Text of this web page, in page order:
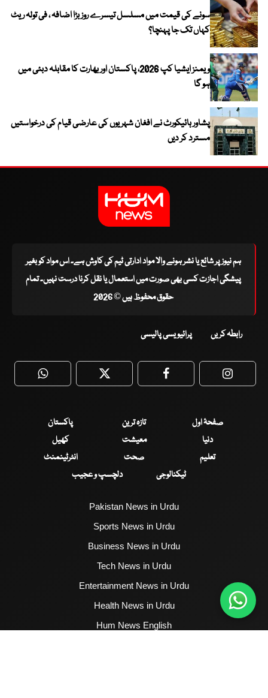
سونے کی قیمت میں مسلسل تیسرے روز بڑا اضافہ ، فی تولہ ریٹ
کہاں تک جا پہنچا؟
ویمنز ایشیا کپ 2026، پاکستان اور بھارت کا مقابلہ دبئی میں
ہو گا
پشاور ہائیکورٹ نے افغان شہریوں کی عارضی قیام کی درخواستیں
مسترد کر دیں
ہم نیوز پر شائع یا نشر ہونے والا مواد ادارتی ٹیم کی کاوش ہے۔ اس مواد کو بغیر
پیشگی اجازت کسی بھی صورت میں استعمال یا نقل کرنا درست نہیں۔ تمام
حقوق محفوظ ہیں © 2026
رابطہ کریں پرائیویسی پالیسی
WhatsApp Twitter Facebook
صفحۂ اول تازہ ترین
پاکستان
دنیا
معیشت
کھیل
تعلیم
صحت
انٹرٹینمنٹ
ٹیکنالوجی
دلچسپ و عجیب
Pakistan News in Urdu
Sports News in Urdu
Business News in Urdu
Tech News in Urdu
Entertainment News in Urdu
Health News in Urdu
Hum News English